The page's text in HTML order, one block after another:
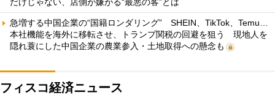
急増する中国企業の“国籍ロンダリング” SHEIN、TikTok、Temu…
本社機能を海外に移転させ、トランプ関税の回避を狙う 現地人を
隠れ蓑にした中国企業の農業参入・土地取得への懸念も
フィスコ経済ニュース